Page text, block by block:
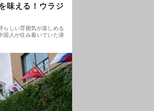
味える！ウラジ
らしい雰囲気が楽しめる
国人が住み着いていた潜